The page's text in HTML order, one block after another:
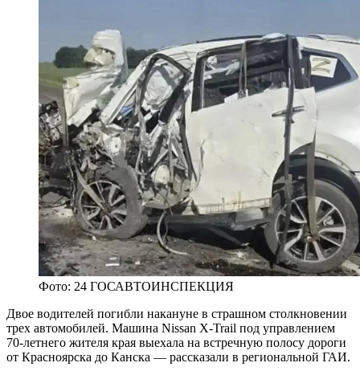
Фото: 24 ГОСАВТОИНСПЕКЦИЯ
Двое водителей погибли накануне в страшном столкновении
трех автомобилей. Машина Nissan X-Trail под управлением
70-летнего жителя края выехала на встречную полосу дороги
от Красноярска до Канска — рассказали в региональной ГАИ.